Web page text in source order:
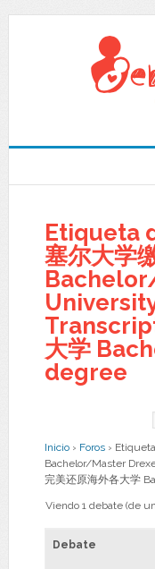
Etiqueta
塞尔大学
大学
degree
Inicio › Foros ›
Bachelor/Master
完美还原海外各大学
Viendo 1 debate (de
Debate